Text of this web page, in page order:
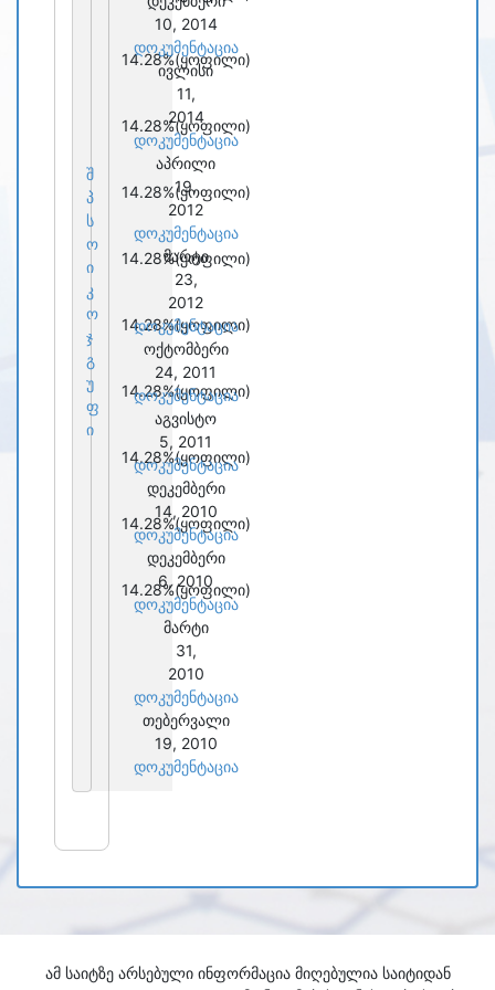
შ
პ
ს
ო
ი
კ
ო
ჯ
გ
უ
ფ
ი
14.28%(ყოფილი)
14.28%(ყოფილი)
14.28%(ყოფილი)
14.28%(ყოფილი)
14.28%(ყოფილი)
14.28%(ყოფილი)
14.28%(ყოფილი)
14.28%(ყოფილი)
14.28%(ყოფილი)
10, 2014
დოკუმენტაცია
ივლისი
11,
2014
დოკუმენტაცია
აპრილი
19,
2012
დოკუმენტაცია
მარტი
23,
2012
დოკუმენტაცია
ოქტომბერი
24, 2011
დოკუმენტაცია
აგვისტო
5, 2011
დოკუმენტაცია
დეკემბერი
14, 2010
დოკუმენტაცია
დეკემბერი
6, 2010
დოკუმენტაცია
მარტი
31,
2010
დოკუმენტაცია
თებერვალი
19, 2010
დოკუმენტაცია
ამ საიტზე არსებული ინფორმაცია მიღებულია საიტიდან